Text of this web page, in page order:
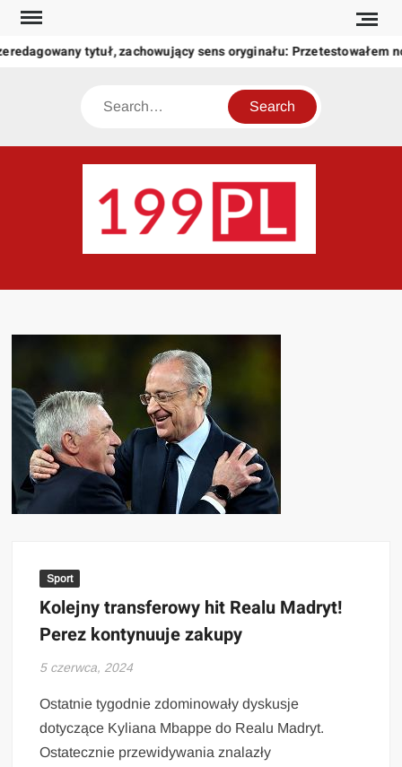
Skip
content
tytuł, zachowujący sens oryginału: Przetestowałem
Search
świat
Sport
Kolejny transferowy hit Realu Madryt!
Perez kontynuuje zakupy
5 czerwca, 2024
Ostatnie tygodnie zdominowały dyskusje
dotyczące Kyliana Mbappe do Realu Madryt.
Ostatecznie przewidywania znalazły